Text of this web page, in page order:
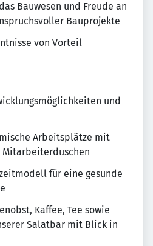
Bauwesen und Freude an
Bauprojekte
von Vorteil
und
Arbeitsplätze mit
Mitarbeiterduschen
für eine gesunde
Kaffee, Tee sowie
Salatbar mit Blick in